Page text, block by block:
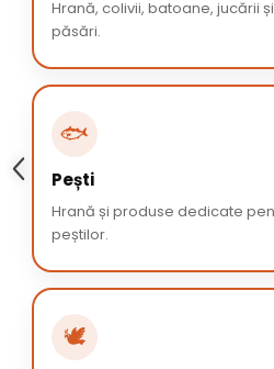
Hrană, colivii, batoane, jucării
păsări.
🐟
Pești
Hrană și produse dedicate
peștilor.
🕊️